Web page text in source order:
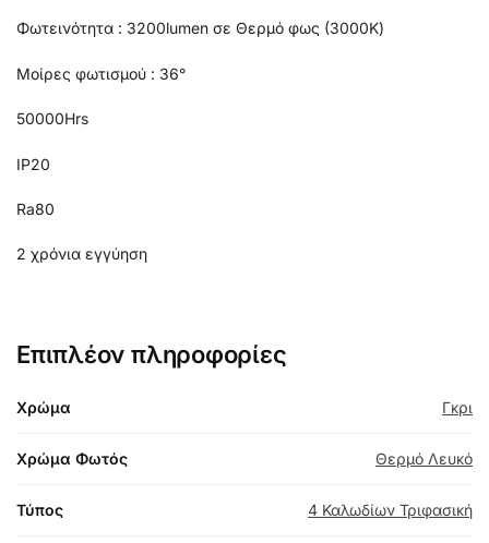
Φωτεινότητα : 3200lumen σε Θερμό φως (3000Κ)
Μοίρες φωτισμού : 36°
50000Hrs
IP20
Ra80
2 χρόνια εγγύηση
Επιπλέον πληροφορίες
Χρώμα Γκρι
Χρώμα Φωτός Θερμό Λευκό
Τύπος 4 Καλωδίων Τριφασική